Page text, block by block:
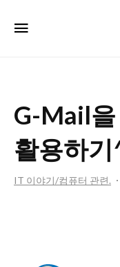
G-Mail을
활용하
IT 이야기/컴퓨터 관련.